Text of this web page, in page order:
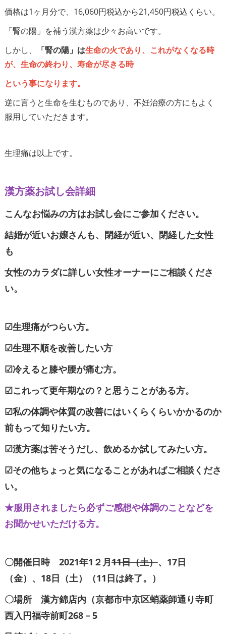
価格は1ヶ月分で、16,060円税込から21,450円税込くらい。
「腎の陽」を補う漢方薬は少々お高いです。
しかし、
「腎の陽」は生命の火であり、これがなくなる時
が、生命の終わり、寿命が尽きる時
という事になります。
逆に言うと生命を生むものであり、不妊治療の方にもよく
服用していただきます。
生理痛は以上です。
漢方薬お試し会詳細
こんなお悩みの方はお試し会にご参加ください。
結婚が近いお嬢さんも、閉経が近い、閉経した女性
も
女性のカラダに詳しい女性オーナーにご相談くださ
い。
☑生理痛がつらい方。
☑生理不順を改善したい方
☑冷えると膝や腰が痛む方。
☑これって更年期なの？と思うことがある方。
☑私の体調や体質の改善にはいくらくらいかかるのか
前もって知りたい方。
☑漢方薬は苦そうだし、飲めるか試してみたい方。
☑その他ちょっと気になることがあればご相談くださ
い。
★服用されましたら必ずご感想や体調のことなどを
お聞かせいただける方。
〇開催日時 2021年1２月11日（土）、17日
（金）、18日（土）（11日は終了。）
〇場所 漢方錦店内（京都市中京区蛸薬師通り寺町
西入円福寺前町268－5